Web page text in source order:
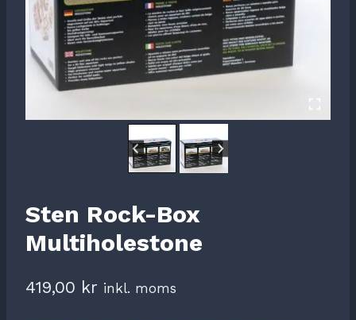
Sten Rock-Box
Multiholestone
419,00 kr inkl. moms